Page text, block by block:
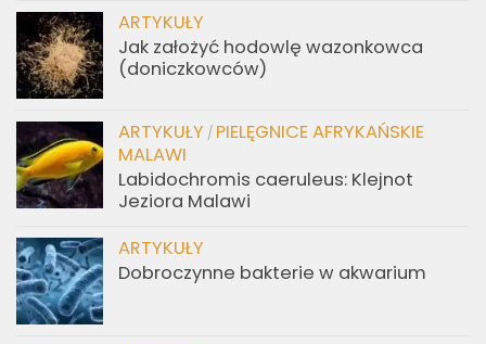
ARTYKUŁY
Jak założyć hodowlę wazonkowca
(doniczkowców)
ARTYKUŁY / PIELĘGNICE AFRYKAŃSKIE
MALAWI
Labidochromis caeruleus: Klejnot
Jeziora Malawi
ARTYKUŁY
Dobroczynne bakterie w akwarium